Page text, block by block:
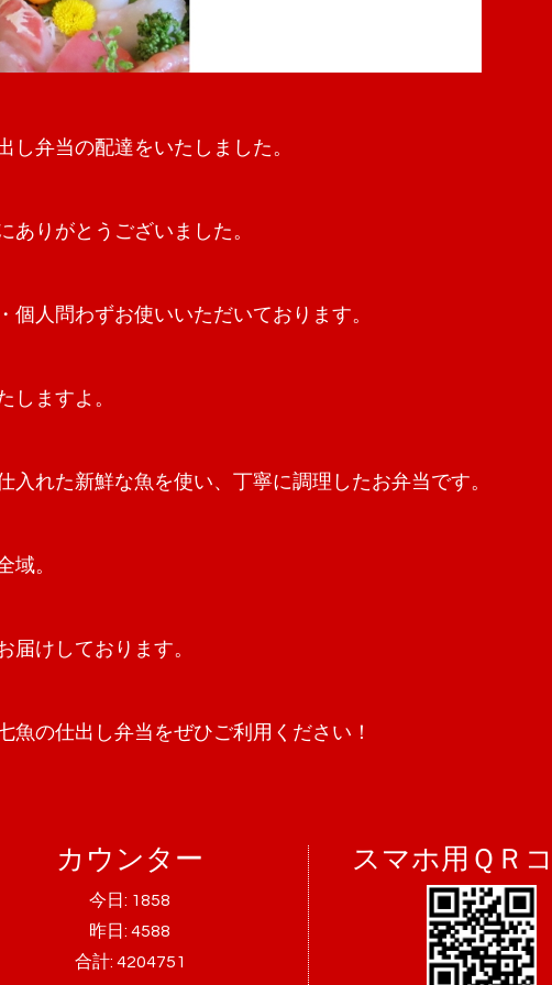
し弁当の配達をいたしました。
ありがとうございました。
個人問わずお使いいただいております。
しますよ。
入れた新鮮な魚を使い、丁寧に調理したお弁当です。
域。
届けしております。
魚の仕出し弁当をぜひご利用ください！
カウンター
今日: 1858
昨日:4588
合計: 4204751
スマホ用ＱＲ